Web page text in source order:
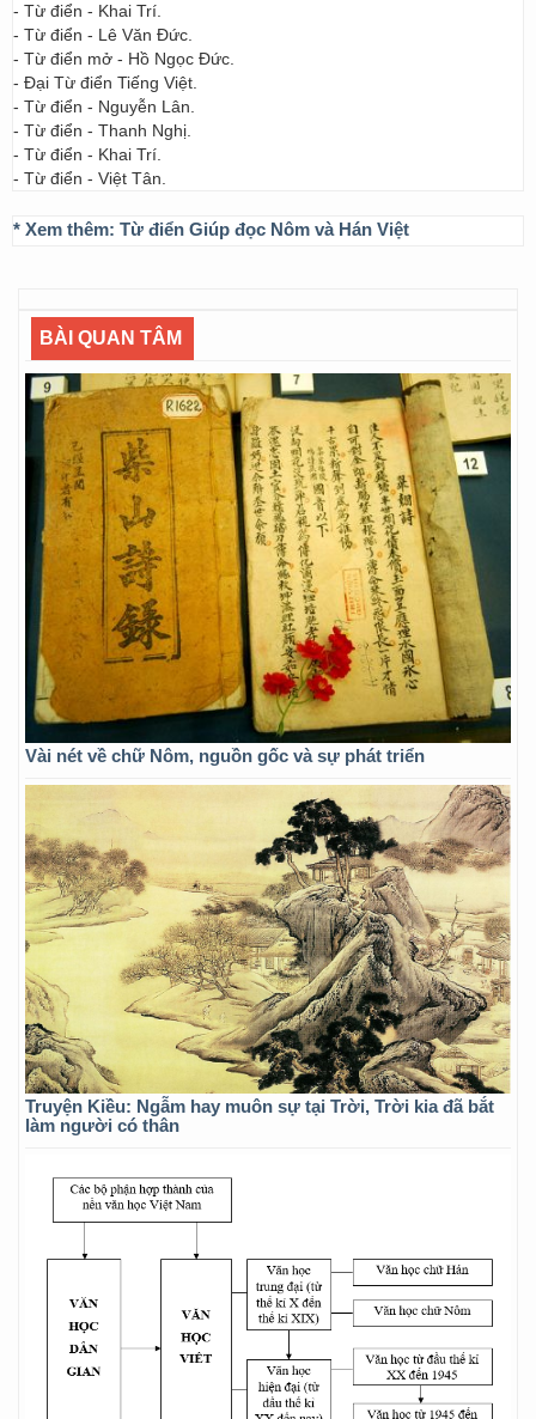
- Từ điển - Khai Trí.
- Từ điển - Lê Văn Đức.
- Từ điển mở - Hồ Ngọc Đức.
- Đại Từ điển Tiếng Việt.
- Từ điển - Nguyễn Lân.
- Từ điển - Thanh Nghị.
- Từ điển - Khai Trí.
- Từ điển - Việt Tân.
* Xem thêm: Từ điển Giúp đọc Nôm và Hán Việt
BÀI QUAN TÂM
Vài nét về chữ Nôm, nguồn gốc và sự phát triển
Truyện Kiều: Ngẫm hay muôn sự tại Trời, Trời kia đã bắt
làm người có thân